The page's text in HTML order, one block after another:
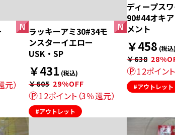
）
ラッキーアミ30#34モ
ンスターイエロー
USK・SP
￥431 (税込)
￥605 29%OFF
12ポイント（3％還元）
#アウトレット
ディープス
90#44オキ
メント
￥458 (税込)
￥638
12ポイン
#アウトレット